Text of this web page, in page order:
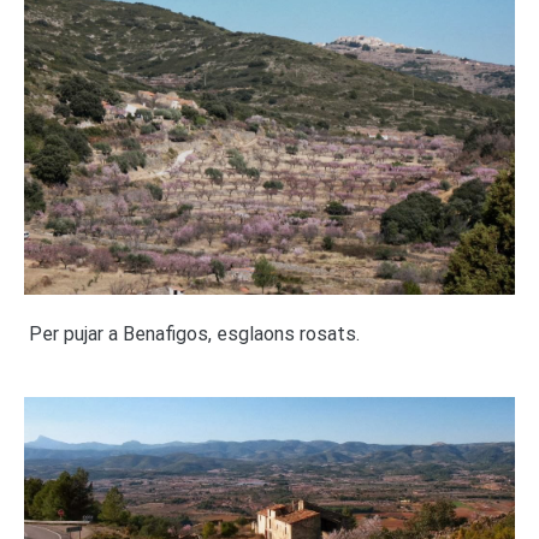
Per pujar a Benafigos, esglaons rosats.